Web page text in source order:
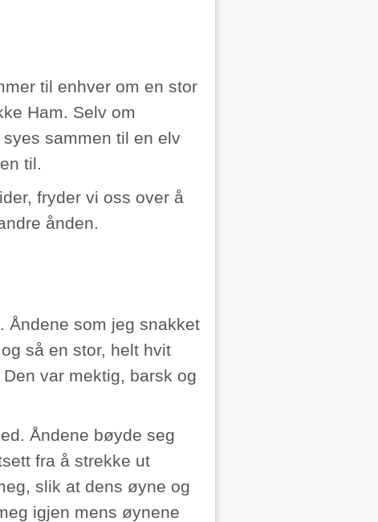
til enhver om en stor
Ham. Selv om
sammen til en elv
til.
fryder vi oss over å
ånden.
Åndene som jeg snakket
så en stor, helt hvit
var mektig, barsk og
Åndene bøyde seg
fra å strekke ut
slik at dens øyne og
igjen mens øynene